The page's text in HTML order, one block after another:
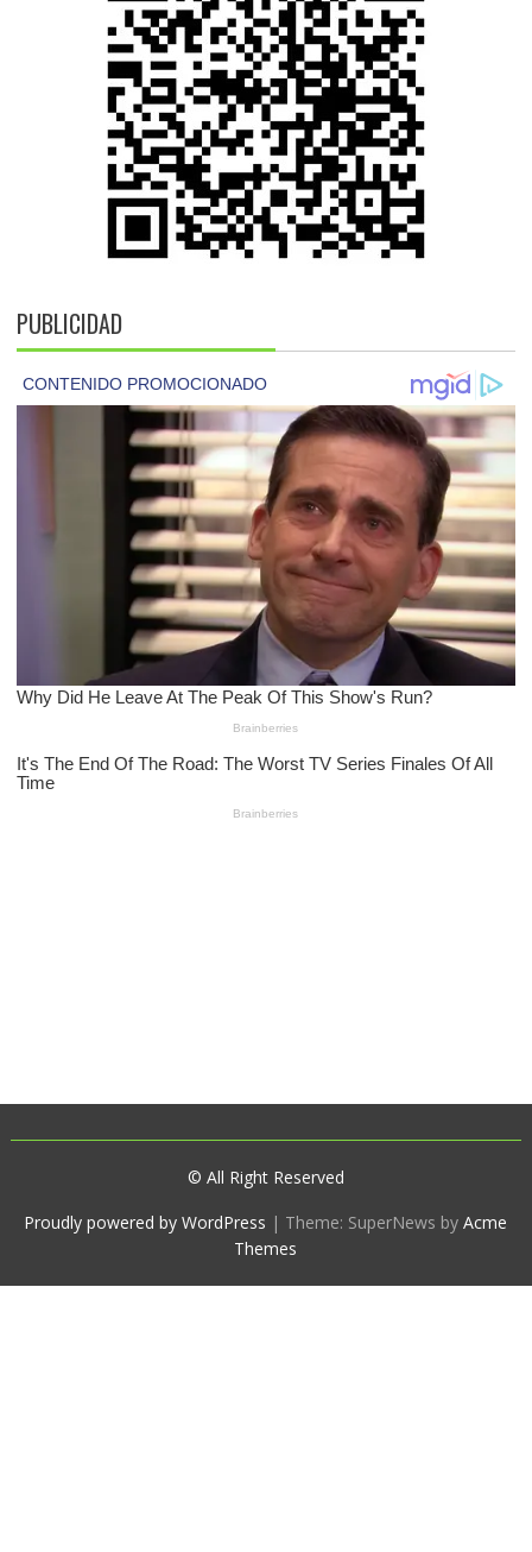
PUBLICIDAD
© All Right Reserved
Proudly powered by WordPress | Theme: SuperNews byAcme
Themes